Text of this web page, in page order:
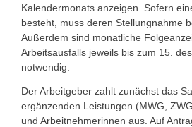
Kalendermonats anzeigen. Sofern
besteht, muss deren Stellungnahme
Außerdem sind monatliche
Arbeitsausfalls jeweils bis zum 15.
notwendig.
Der Arbeitgeber zahlt zunächst das
ergänzenden Leistungen (MWG,
und Arbeitnehmerinnen aus. Auf